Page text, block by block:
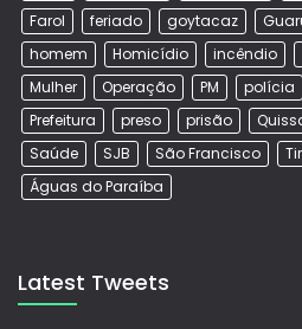
Farol
feriado goytacaz
homem
Homicídio incêndio
Mulher
Operação PM polícia
Prefeitura
preso prisão
Saúde
SJB São Francisco
Águas do Paraíba
Latest Tweets